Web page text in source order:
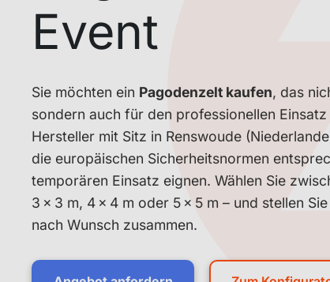
Event
Sie möchten ein Pagodenzelt kaufen, das
sondern auch für den professionellen
Hersteller mit Sitz in Renswoude
die europäischen Sicherheitsnormen
temporären Einsatz eignen. Wählen Sie
3 × 3 m, 4 × 4 m oder 5 × 5 m – und stellen
nach Wunsch zusammen.